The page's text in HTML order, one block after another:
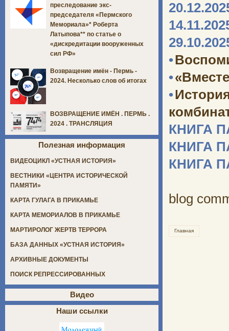
•
•
•
КНИГА
КНИГА
КНИГА
blog
Главная
преследование экс-
председателя «Пермского
Мемориала»* Роберта
Латыпова** по статье о
«дискредитации вооруженных
сил РФ»
Возвращение имён - Пермь -
2024. Несколько слов об итогах
ВОЗВРАЩЕНИЕ ИМЁН . ПЕРМЬ .
2024 . ТРАНСЛЯЦИЯ
Полезная информация
ВИДЕОЦИКЛ «УСТНАЯ ИСТОРИЯ»
ВЕСТНИКИ «ЦЕНТРА ИСТОРИЧЕСКОЙ
ПАМЯТИ»
КАРТА ГУЛАГА В ПРИКАМЬЕ
КАРТА МЕМОРИАЛОВ В ПРИКАМЬЕ
МАРТИРОЛОГ ЖЕРТВ ТЕРРОРА
БАЗА ДАННЫХ «УСТНАЯ ИСТОРИЯ»
АРХИВНЫЕ ДОКУМЕНТЫ
ПОИСК РЕПРЕССИРОВАННЫХ
Видео
Наши ссылки